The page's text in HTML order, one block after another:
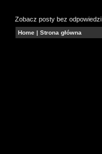
Zobacz posty bez odpowiedzi
Home | Strona główna